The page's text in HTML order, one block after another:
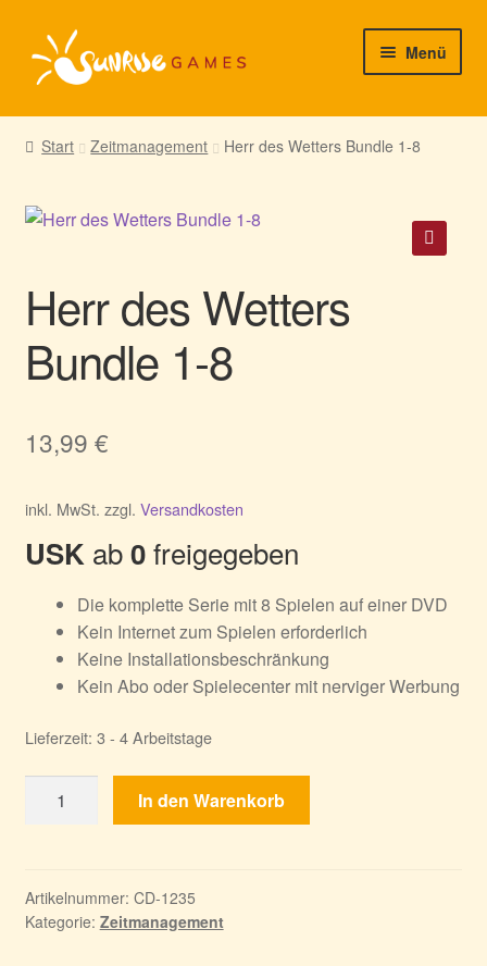
Zur
Navigation
Zum
Inhalt
Menü
► Startseite
► Support/Hilfe
► Mein Konto
Start Zeitmanagement Herr des Wetters Bundle 1-8
Herr des Wetters
Bundle 1-8
13,99 €
inkl. MwSt. zzgl. Versandkosten
USK ab0freigegeben
Die komplette Serie mit 8 Spielen auf einer DVD
Kein Internet zum Spielen erforderlich
Keine Installationsbeschränkung
Kein Abo oder Spielecenter mit nerviger Werbung
Lieferzeit: 3 - 4 Arbeitstage
1-
8
In den Warenkorb
Artikelnummer: CD-1235
Kategorie: Zeitmanagement